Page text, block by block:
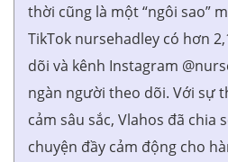
thời cũng là một “ngôi sao”
TikTok nursehadley có hơn
dõi và kênh Instagram
ngàn người theo dõi. Với sự
cảm sâu sắc, Vlahos đã chia
chuyện đầy cảm động cho